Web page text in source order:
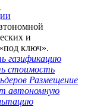
и
ключ».
газификацию
стоимость
Размещение
автономную